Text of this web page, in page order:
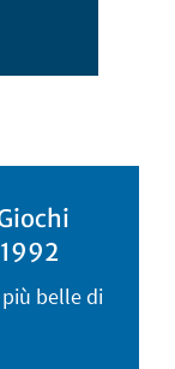
belle di